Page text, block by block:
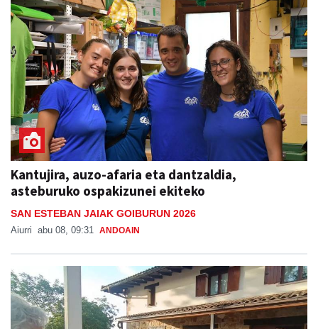
Kantujira, auzo-afaria eta dantzaldia,
asteburuko ospakizunei ekiteko
SAN ESTEBAN JAIAK GOIBURUN 2026
Aiurri abu 08, 09:31 ANDOAIN